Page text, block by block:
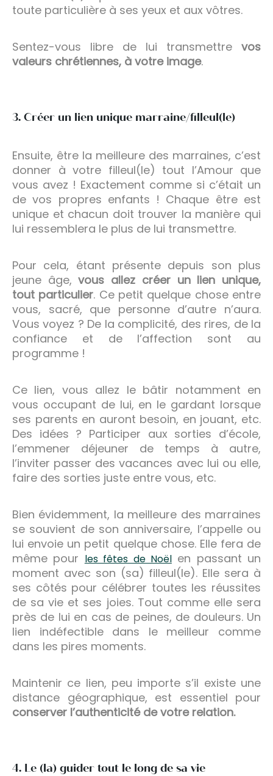
toute particulière à ses yeux et aux vôtres.
Sentez-vous libre de lui transmettre vos
valeurs chrétiennes, à votre image.
3. Créer un lien unique marraine/filleul(le)
Ensuite, être la meilleure des marraines, c’est
donner à votre filleul(le) tout l’Amour que
vous avez ! Exactement comme si c’était un
de vos propres enfants ! Chaque être est
unique et chacun doit trouver la manière qui
lui ressemblera le plus de lui transmettre.
Pour cela, étant présente depuis son plus
jeune âge,vous allez créer un lien unique,
tout particulier. Ce petit quelque chose entre
vous, sacré, que personne d’autre n’aura.
Vous voyez ? De la complicité, des rires, de la
confiance et de l’affection sont au
programme !
Ce lien, vous allez le bâtir notamment en
vous occupant de lui, en le gardant lorsque
ses parents en auront besoin, en jouant, etc.
Des idées ? Participer aux sorties d’école,
l’emmener déjeuner de temps à autre,
l’inviter passer des vacances avec lui ou elle,
faire des sorties juste entre vous, etc.
Bien évidemment, la meilleure des marraines
se souvient de son anniversaire, l’appelle ou
lui envoie un petit quelque chose. Elle fera de
même pour les fêtes de Noëlen passant un
moment avec son (sa) filleul(le). Elle sera à
ses côtés pour célébrer toutes les réussites
de sa vie et ses joies. Tout comme elle sera
près de lui en cas de peines, de douleurs. Un
lien indéfectible dans le meilleur comme
dans les pires moments.
Maintenir ce lien, peu importe s’il existe une
distance géographique, est essentiel pour
conserver l’authenticité de votre relation.
4. Le (la) guider tout le long de sa vie